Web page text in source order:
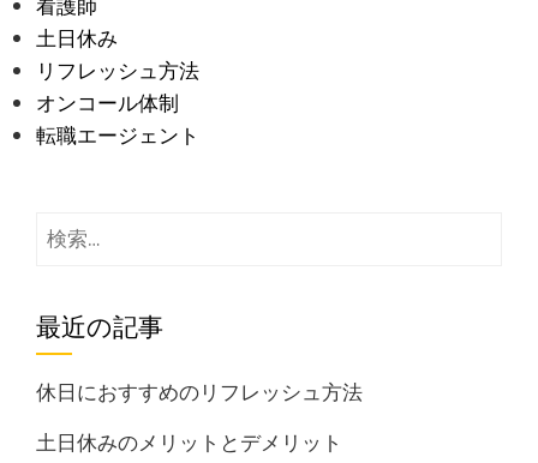
看護師
土日休み
リフレッシュ方法
オンコール体制
転職エージェント
検
最近の記事
休日におすすめのリフレッシュ方法
土日休みのメリットとデメリット